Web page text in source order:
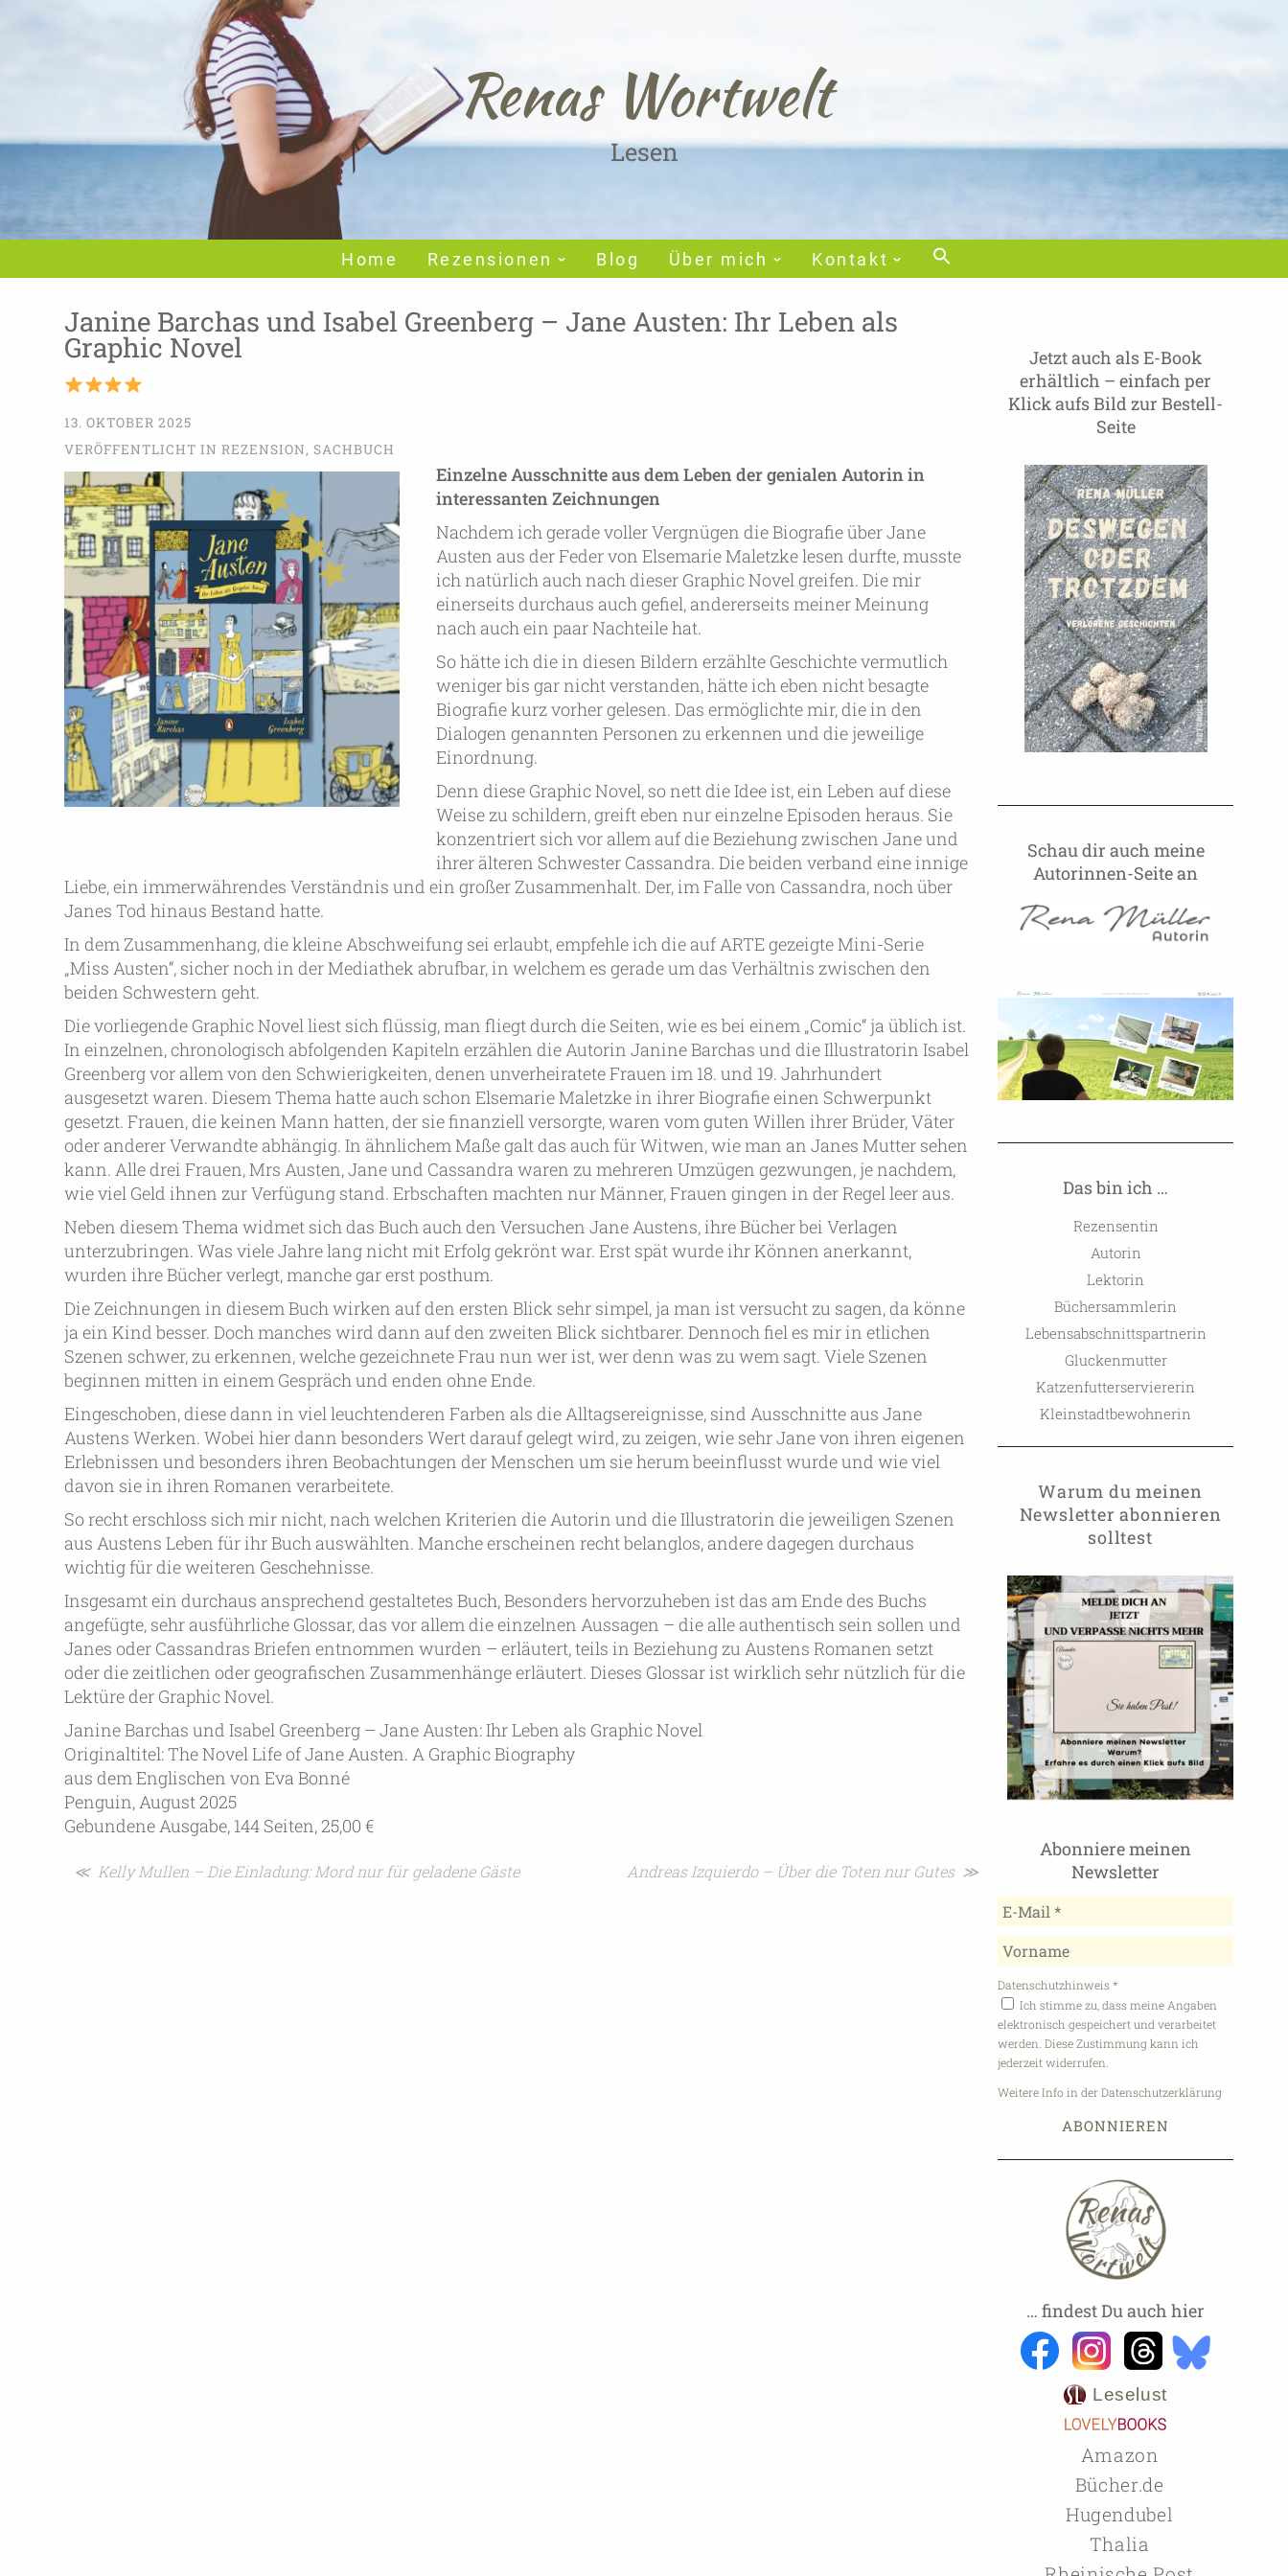
Home Rezensionen Blog Über mich Kontakt
Renas Wortwelt
Lesen
Janine Barchas und Isabel Greenberg – Jane Austen: Ihr Leben als
Graphic Novel
13. OKTOBER 2025
VERÖFFENTLICHT IN REZENSION, SACHBUCH
Einzelne Ausschnitte aus dem Leben der genialen Autorin in
interessanten Zeichnungen
Nachdem ich gerade voller Vergnügen die Biografie über Jane
Austen aus der Feder von Elsemarie Maletzke lesen durfte, musste
ich natürlich auch nach dieser Graphic Novel greifen. Die mir
einerseits durchaus auch gefiel, andererseits meiner Meinung
nach auch ein paar Nachteile hat.
So hätte ich die in diesen Bildern erzählte Geschichte vermutlich
weniger bis gar nicht verstanden, hätte ich eben nicht besagte
Biografie kurz vorher gelesen. Das ermöglichte mir, die in den
Dialogen genannten Personen zu erkennen und die jeweilige
Einordnung.
Denn diese Graphic Novel, so nett die Idee ist, ein Leben auf diese
Weise zu schildern, greift eben nur einzelne Episoden heraus. Sie
konzentriert sich vor allem auf die Beziehung zwischen Jane und
ihrer älteren Schwester Cassandra. Die beiden verband eine innige
Liebe, ein immerwährendes Verständnis und ein großer Zusammenhalt. Der, im Falle von Cassandra, noch über
Janes Tod hinaus Bestand hatte.
In dem Zusammenhang, die kleine Abschweifung sei erlaubt, empfehle ich die auf ARTE gezeigte Mini-Serie
„Miss Austen“, sicher noch in der Mediathek abrufbar, in welchem es gerade um das Verhältnis zwischen den
beiden Schwestern geht.
Die vorliegende Graphic Novel liest sich flüssig, man fliegt durch die Seiten, wie es bei einem „Comic“ ja üblich ist.
In einzelnen, chronologisch abfolgenden Kapiteln erzählen die Autorin Janine Barchas und die Illustratorin Isabel
Greenberg vor allem von den Schwierigkeiten, denen unverheiratete Frauen im 18. und 19. Jahrhundert
ausgesetzt waren. Diesem Thema hatte auch schon Elsemarie Maletzke in ihrer Biografie einen Schwerpunkt
gesetzt. Frauen, die keinen Mann hatten, der sie finanziell versorgte, waren vom guten Willen ihrer Brüder, Väter
oder anderer Verwandte abhängig. In ähnlichem Maße galt das auch für Witwen, wie man an Janes Mutter sehen
kann. Alle drei Frauen, Mrs Austen, Jane und Cassandra waren zu mehreren Umzügen gezwungen, je nachdem,
wie viel Geld ihnen zur Verfügung stand. Erbschaften machten nur Männer, Frauen gingen in der Regel leer aus.
Neben diesem Thema widmet sich das Buch auch den Versuchen Jane Austens, ihre Bücher bei Verlagen
unterzubringen. Was viele Jahre lang nicht mit Erfolg gekrönt war. Erst spät wurde ihr Können anerkannt,
wurden ihre Bücher verlegt, manche gar erst posthum.
Die Zeichnungen in diesem Buch wirken auf den ersten Blick sehr simpel, ja man ist versucht zu sagen, da könne
ja ein Kind besser. Doch manches wird dann auf den zweiten Blick sichtbarer. Dennoch fiel es mir in etlichen
Szenen schwer, zu erkennen, welche gezeichnete Frau nun wer ist, wer denn was zu wem sagt. Viele Szenen
beginnen mitten in einem Gespräch und enden ohne Ende.
Eingeschoben, diese dann in viel leuchtenderen Farben als die Alltagsereignisse, sind Ausschnitte aus Jane
Austens Werken. Wobei hier dann besonders Wert darauf gelegt wird, zu zeigen, wie sehr Jane von ihren eigenen
Erlebnissen und besonders ihren Beobachtungen der Menschen um sie herum beeinflusst wurde und wie viel
davon sie in ihren Romanen verarbeitete.
So recht erschloss sich mir nicht, nach welchen Kriterien die Autorin und die Illustratorin die jeweiligen Szenen
aus Austens Leben für ihr Buch auswählten. Manche erscheinen recht belanglos, andere dagegen durchaus
wichtig für die weiteren Geschehnisse.
Insgesamt ein durchaus ansprechend gestaltetes Buch, Besonders hervorzuheben ist das am Ende des Buchs
angefügte, sehr ausführliche Glossar, das vor allem die einzelnen Aussagen – die alle authentisch sein sollen und
Janes oder Cassandras Briefen entnommen wurden – erläutert, teils in Beziehung zu Austens Romanen setzt
oder die zeitlichen oder geografischen Zusammenhänge erläutert. Dieses Glossar ist wirklich sehr nützlich für die
Lektüre der Graphic Novel.
Janine Barchas und Isabel Greenberg – Jane Austen: Ihr Leben als Graphic Novel
Originaltitel: The Novel Life of Jane Austen. A Graphic Biography
aus dem Englischen von Eva Bonné
Penguin, August 2025
Gebundene Ausgabe, 144 Seiten, 25,00 €
Beitragsnavigation
≪ Kelly Mullen – Die Einladung: Mord nur für geladene Gäste Andreas Izquierdo – Über die Toten nur Gutes ≫
Jetzt auch als E-Book
erhältlich – einfach per
Klick aufs Bild zur Bestell-
Seite
Schau dir auch meine
Autorinnen-Seite an
Das bin ich …
Rezensentin
Autorin
Lektorin
Büchersammlerin
Lebensabschnittspartnerin
Gluckenmutter
Katzenfutterserviererin
Kleinstadtbewohnerin
Warum du meinen
Newsletter abonnieren
solltest
Abonniere meinen
Newsletter
Datenschutzhinweis*
Ich stimme zu, dass meine Angaben
elektronisch gespeichert und verarbeitet
werden. Diese Zustimmung kann ich
jederzeit widerrufen.
Weitere Info in der Datenschutzerklärung
… findest Du auch hier
Leselust
Amazon
Bücher.de
Hugendubel
Thalia